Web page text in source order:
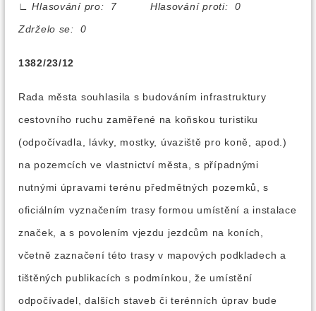
∟
Hlasování pro: 7 Hlasování proti: 0
Zdrželo se: 0
1382/23/12
Rada města souhlasila s budováním infrastruktury
cestovního ruchu zaměřené na koňskou turistiku
(odpočívadla, lávky, mostky, úvaziště pro koně, apod.)
na pozemcích ve vlastnictví města, s případnými
nutnými úpravami terénu předmětných pozemků, s
oficiálním vyznačením trasy formou umístění a instalace
značek, a s povolením vjezdu jezdcům na koních,
včetně zaznačení této trasy v mapových podkladech a
tištěných publikacích s podmínkou, že umístění
odpočívadel, dalších staveb či terénních úprav bude